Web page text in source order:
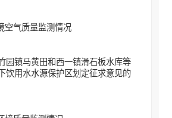
收补偿信息公开
空气质量监测情况
园镇马黄田和西一镇滑石板水库等
饮用水水源保护区划定征求意见的